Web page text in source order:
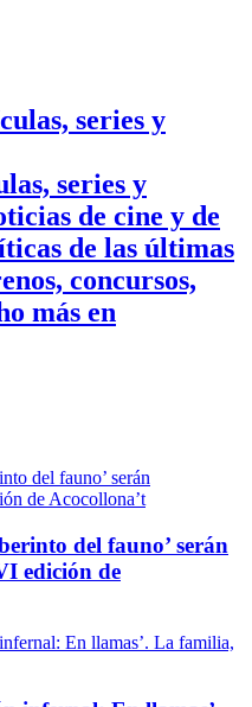
series y
de cine y de
de las últimas
concursos,
más en
del fauno’ serán
edición de